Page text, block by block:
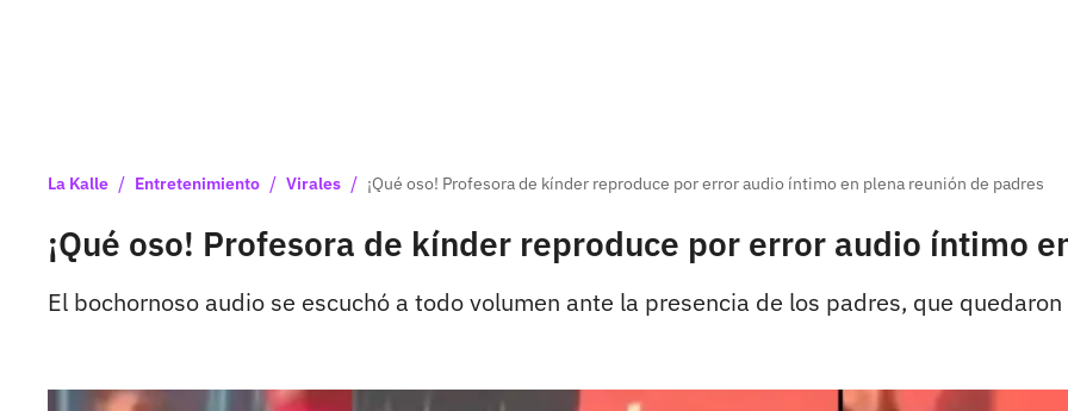
La Kalle / Entretenimiento / Virales / ¡Qué oso! Profesora de kínder reproduce por error audio íntimo en plena reunión de padres
¡Qué oso! Profesora de kínder reproduce por error audio íntimo
El bochornoso audio se escuchó a todo volumen ante la presencia de los padres, que